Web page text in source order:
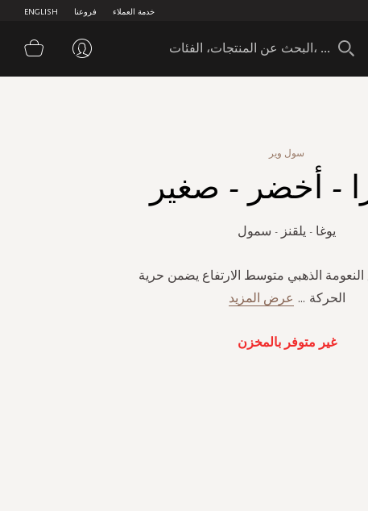
ENGLISH فروعنا خدمة العملاء
سلة
سول وير
- أخضر - صغير
يوغا - يلقنز - سمول
النعومة الذهبي متوسط ​​الارتفاع يضمن حرية
الحركة ... عرض المزيد
غير متوفر بالمخزن